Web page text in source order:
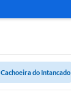
Cachoeira do Intancado